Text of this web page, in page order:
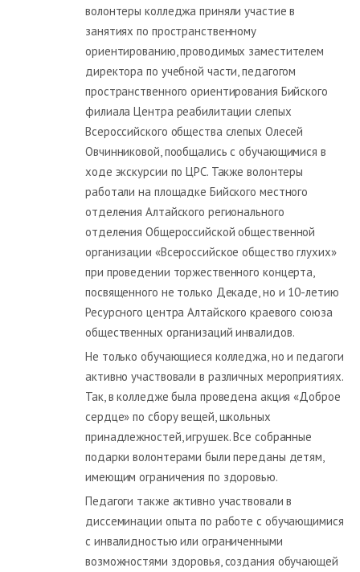
волонтеры колледжа приняли участие в
занятиях по пространственному
ориентированию, проводимых заместителем
директора по учебной части, педагогом
пространственного ориентирования Бийского
филиала Центра реабилитации слепых
Всероссийского общества слепых Олесей
Овчинниковой, пообщались с обучающимися в
ходе экскурсии по ЦРС. Также волонтеры
работали на площадке Бийского местного
отделения Алтайского регионального
отделения Общероссийской общественной
организации «Всероссийское общество глухих»
при проведении торжественного концерта,
посвященного не только Декаде, но и 10-летию
Ресурсного центра Алтайского краевого союза
общественных организаций инвалидов.
Не только обучающиеся колледжа, но и педагоги
активно участвовали в различных мероприятиях.
Так, в колледже была проведена акция «Доброе
сердце» по сбору вещей, школьных
принадлежностей, игрушек. Все собранные
подарки волонтерами были переданы детям,
имеющим ограничения по здоровью.
Педагоги также активно участвовали в
диссеминации опыта по работе с обучающимися
с инвалидностью или ограниченными
возможностями здоровья, создания обучающей